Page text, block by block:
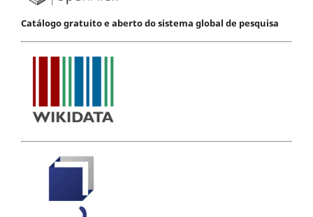
Catálogo gratuito e aberto do sistema global de pesquisa